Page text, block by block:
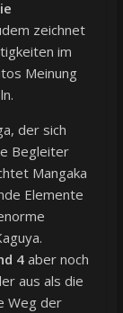
zeichnet
im
Meinung
der sich
Begleiter
Mangaka
Elemente
4aber noch
aus als die
Weg der